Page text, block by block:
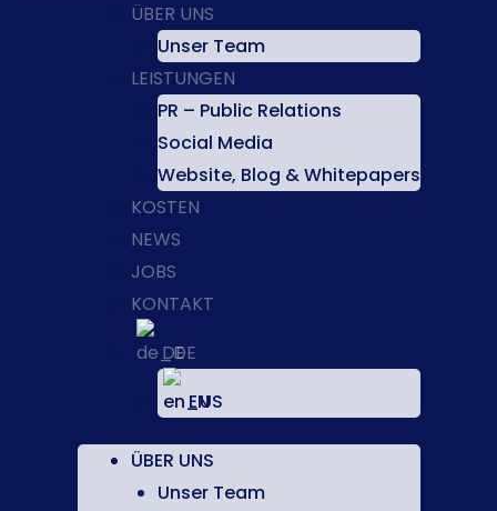
ÜBER UNS
Unser Team
LEISTUNGEN
PR – Public Relations
Social Media
Website, Blog & Whitepapers
KOSTEN
NEWS
JOBS
KONTAKT
DE
EN
ÜBER UNS
Unser Team